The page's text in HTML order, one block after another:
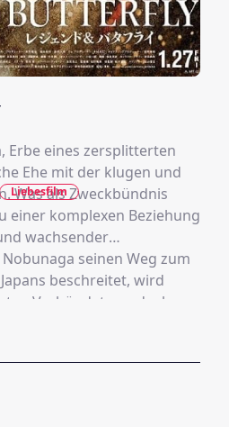
Erbe eines zersplitterten
Ehe mit der klugen und
Was als Zweckbündnis
einer komplexen Beziehung
wachsender
seinen Weg zum
beschreitet, wird
Verbündeten – doch
den Macht und Schicksal
Liebesfilm